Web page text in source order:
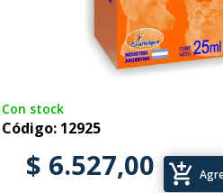
Con stock
Código: 12925
$ 6.527,00 add_shopping_cart